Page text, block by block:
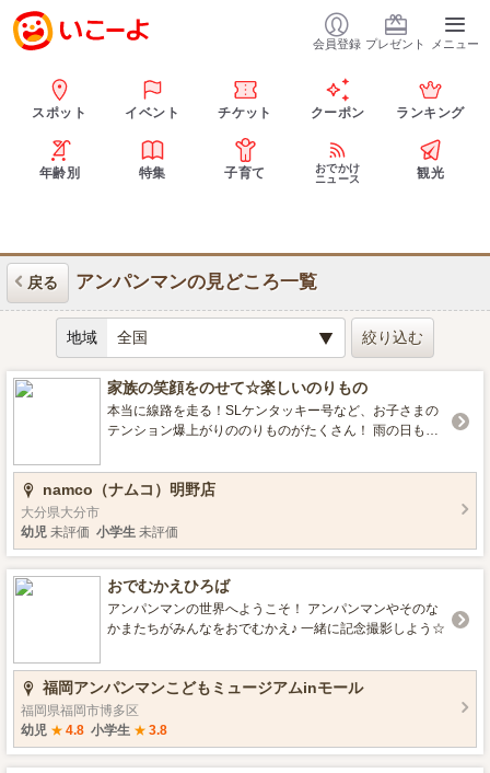
会員登録 プレゼント メニュー
スポット イベント チケット クーポン ランキング
年齢別 特集 子育て
おでかけ
ニュース
観光
戻る アンパンマンの見どころ一覧
地域
家族の笑顔をのせて☆楽しいのりもの
本当に線路を走る！SLケンタッキー号など、お子さまの
テンション爆上がりののりものがたくさん！ 雨の日もへ
さい！ 当店激押しの「ナムコアプリクーポン」が使える
のりものも複数ありますよ～♪ぜひオトクに遊んでってく
namco（ナムコ）明野店
大分県大分市
幼児 未評価 小学生 未評価
おでむかえひろば
アンパンマンの世界へようこそ！ アンパンマンやそのな
かまたちがみんなをおでむかえ♪ 一緒に記念撮影しよう☆
福岡アンパンマンこどもミュージアムinモール
福岡県福岡市博多区
幼児 ★ 4.8 小学生 ★ 3.8